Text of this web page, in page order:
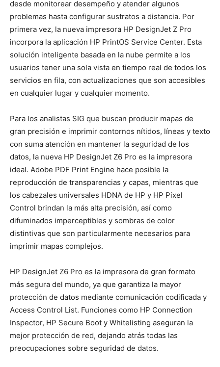
desde monitorear desempeño y atender algunos
problemas hasta configurar sustratos a distancia. Por
primera vez, la nueva impresora HP DesignJet Z Pro
incorpora la aplicación HP PrintOS Service Center. Esta
solución inteligente basada en la nube permite a los
usuarios tener una sola vista en tiempo real de todos los
servicios en fila, con actualizaciones que son accesibles
en cualquier lugar y cualquier momento.
Para los analistas SIG que buscan producir mapas de
gran precisión e imprimir contornos nítidos, líneas y texto
con suma atención en mantener la seguridad de los
datos, la nueva HP DesignJet Z6 Pro es la impresora
ideal. Adobe PDF Print Engine hace posible la
reproducción de transparencias y capas, mientras que
los cabezales universales HDNA de HP y HP Pixel
Control brindan la más alta precisión, así como
difuminados imperceptibles y sombras de color
distintivas que son particularmente necesarios para
imprimir mapas complejos.
HP DesignJet Z6 Pro es la impresora de gran formato
más segura del mundo, ya que garantiza la mayor
protección de datos mediante comunicación codificada y
Access Control List. Funciones como HP Connection
Inspector, HP Secure Boot y Whitelisting aseguran la
mejor protección de red, dejando atrás todas las
preocupaciones sobre seguridad de datos.